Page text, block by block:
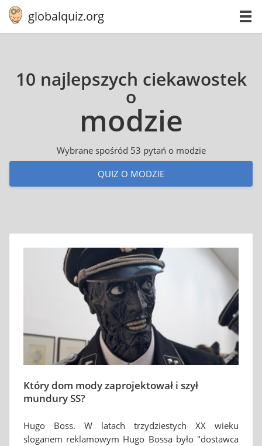
globalquiz.org
10 najlepszych ciekawostek
o
modzie
Wybrane spośród 53 pytań o modzie
QUIZ O MODZIE
Który dom mody zaprojektował i szył
mundury SS?
Hugo Boss. W latach trzydziestych XX wieku
sloganem reklamowym Hugo Bossa było "dostawca